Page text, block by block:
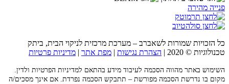
פנייה מהירה
כל הזכויות שמורות לשאברב – מערכת מרכזית לניקוי הבית, ביתק
טכנולוגיות © 2020 |
הצהרת נגישות | מפת אתר | מדיניות פרטיות
השימוש באתר מהווה הסכמה לעיבוד מידע בהתאם למדיניות הפרטיות ולדין.
מקום בו נדרשת הסכמה מפורשת – תתבקש הסכמה נפרדת. אם אינך מסכים/ה